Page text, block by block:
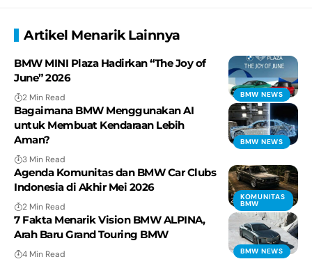
Artikel Menarik Lainnya
BMW NEWS
BMW MINI Plaza Hadirkan “The Joy of
June” 2026
2 Min Read
BMW NEWS
Bagaimana BMW Menggunakan AI
untuk Membuat Kendaraan Lebih
Aman?
3 Min Read
KOMUNITAS
BMW
Agenda Komunitas dan BMW Car Clubs
Indonesia di Akhir Mei 2026
2 Min Read
BMW NEWS
7 Fakta Menarik Vision BMW ALPINA,
Arah Baru Grand Touring BMW
4 Min Read